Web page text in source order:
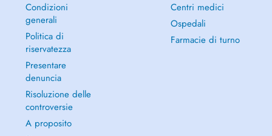
Condizioni
generali
Politica di
riservatezza
Presentare
denuncia
Risoluzione delle
controversie
A proposito
Centri medici
Ospedali
Farmacie di turno